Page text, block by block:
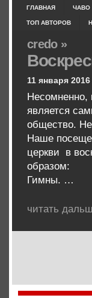
ГЛАВНАЯ ЧАВО
ТОП АВТОРОВ
credo »
11 января
Несомненно,
является
общество.
Наше
церкви в
образом:
Гимны. …
читать